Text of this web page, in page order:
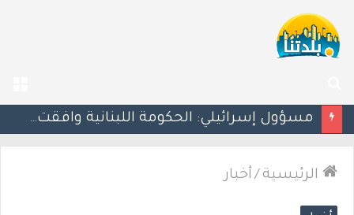
عن
بزشكيان يلوّح بالاستقالة للضغط نحو اتفاق مع واشنطن
الرئيسية / أخبار